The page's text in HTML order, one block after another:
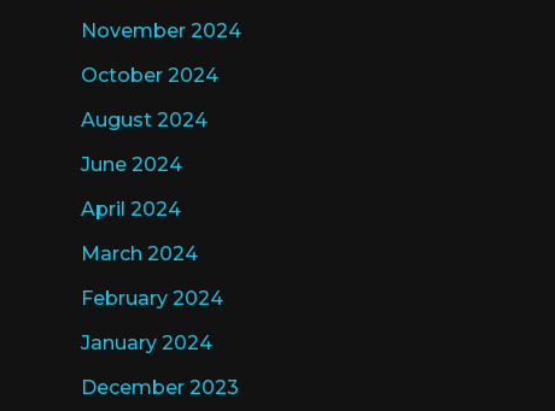
November 2024
October 2024
August 2024
June 2024
April 2024
March 2024
February 2024
January 2024
December 2023